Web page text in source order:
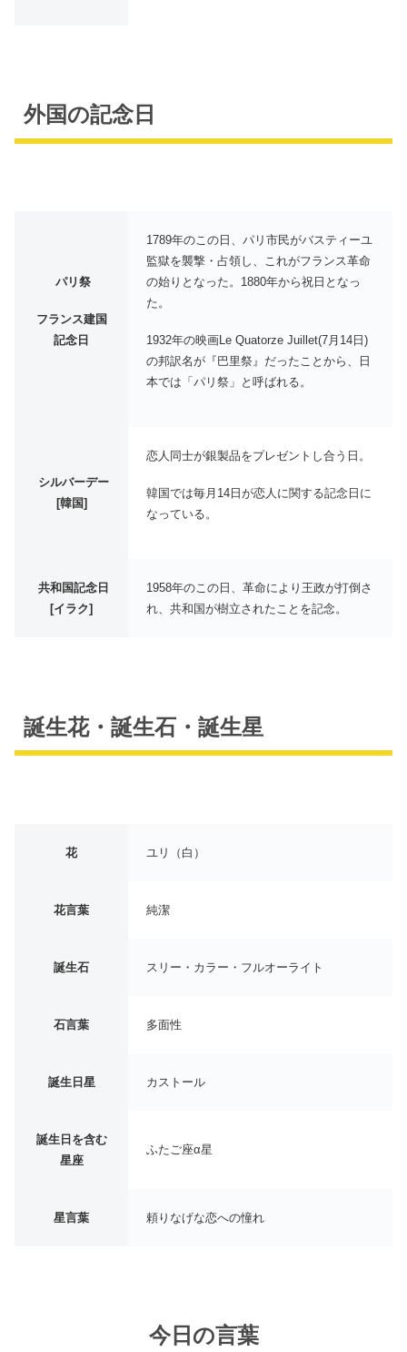
外国の記念日
パリ祭
フランス建国
記念日
1789年のこの日、パリ市民がバスティーユ
監獄を襲撃・占領し、これがフランス革命
の始りとなった。1880年から祝日となっ
た。
1932年の映画Le Quatorze Juillet(7月14日)
の邦訳名が『巴里祭』だったことから、日
本では「パリ祭」と呼ばれる。
シルバーデー
[韓国]
恋人同士が銀製品をプレゼントし合う日。
韓国では毎月14日が恋人に関する記念日に
なっている。
共和国記念日
[イラク]
1958年のこの日、革命により王政が打倒さ
れ、共和国が樹立されたことを記念。
誕生花・誕生石・誕生星
花 ユリ（白）
花言葉 純潔
誕生石 スリー・カラー・フルオーライト
石言葉 多面性
誕生日星 カストール
誕生日を含む
星座
ふたご座α星
星言葉 頼りなげな恋への憧れ
今日の言葉